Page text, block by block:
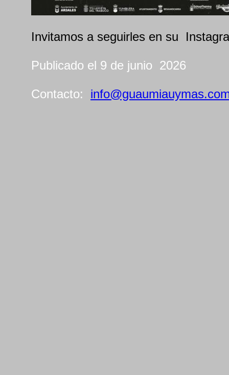
Invitamos a seguirles en su
Publicado el 9 de junio 2026
Contacto: